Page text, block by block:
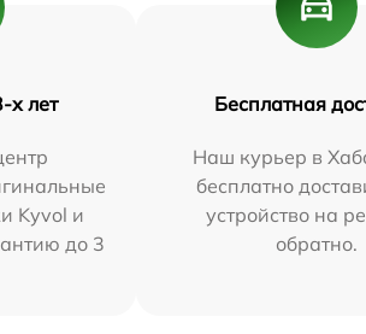
х лет
Kyvol и
до 3
Бесплатная
Наш курьер в
бесплатно
устройство на
обратно.